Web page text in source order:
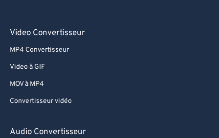
Video Convertisseur
MP4 Convertisseur
Video à GIF
MOV à MP4
Convertisseur vidéo
Audio Convertisseur